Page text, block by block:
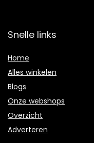
Snelle links
Home
Alles winkelen
Blogs
Onze webshops
Overzicht
Adverteren